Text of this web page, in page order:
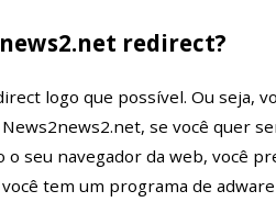
redirect?
logo que possível. Ou seja,
se você quer
seu navegador da web, você
tem um programa de